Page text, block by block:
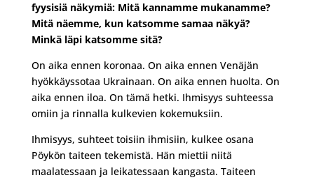
fyysisiä näkymiä: Mitä kannamme mukanamme?
Mitä näemme, kun katsomme samaa näkyä?
Minkä läpi katsomme sitä?
On aika ennen koronaa. On aika ennen Venäjän
hyökkäyssotaa Ukrainaan. On aika ennen huolta. On
aika ennen iloa. On tämä hetki. Ihmisyys suhteessa
omiin ja rinnalla kulkevien kokemuksiin.
Ihmisyys, suhteet toisiin ihmisiin, kulkee osana
Pöykön taiteen tekemistä. Hän miettii niitä
maalatessaan ja leikatessaan kangasta. Taiteen